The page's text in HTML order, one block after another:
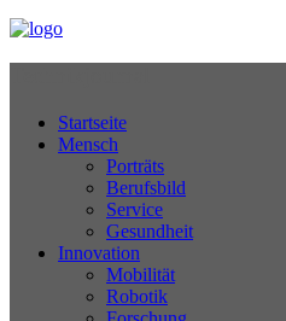
Startseite
Mensch
Porträts
Berufsbild
Service
Gesundheit
Innovation
Mobilität
Robotik